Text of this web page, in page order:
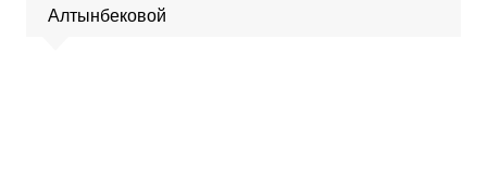
Алтынбековой